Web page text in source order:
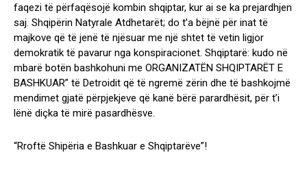
faqezi të përfaqësojë kombin shqiptar, kur ai se ka prejardhjen
saj. Shqipërin Natyrale Atdhetarët; do t’a bëjnë për inat të
majkove që të jenë të njësuar me një shtet të vetin ligjor
demokratik të pavarur nga konspiracionet. Shqiptarë: kudo në
mbarë botën bashkohuni me ORGANIZATËN SHQIPTARËT E
BASHKUAR” të Detroidit që të ngremë zërin dhe të bashkojmë
mendimet gjatë përpjekjeve që kanë bërë parardhësit, për t’i
lënë diçka të mirë pasardhësve.
“Rroftë Shipëria e Bashkuar e Shqiptarëve”!